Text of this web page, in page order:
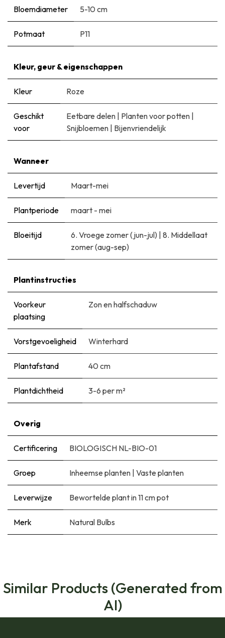
Bloemdiameter 5-10 cm
Potmaat P11
Kleur, geur & eigenschappen
Kleur Roze
Geschikt
voor
Eetbare delen | Planten voor potten |
Snijbloemen | Bijenvriendelijk
Wanneer
Levertijd Maart-mei
Plantperiode maart - mei
Bloeitijd 6. Vroege zomer (jun-jul) | 8. Middellaat
zomer (aug-sep)
Plantinstructies
Voorkeur
plaatsing
Zon en halfschaduw
Vorstgevoeligheid Winterhard
Plantafstand 40 cm
Plantdichtheid 3-6 per m²
Overig
Certificering BIOLOGISCH NL-BIO-01
Groep Inheemse planten | Vaste planten
Leverwijze Bewortelde plant in 11 cm pot
Merk Natural Bulbs
Similar Products (Generated from
AI)